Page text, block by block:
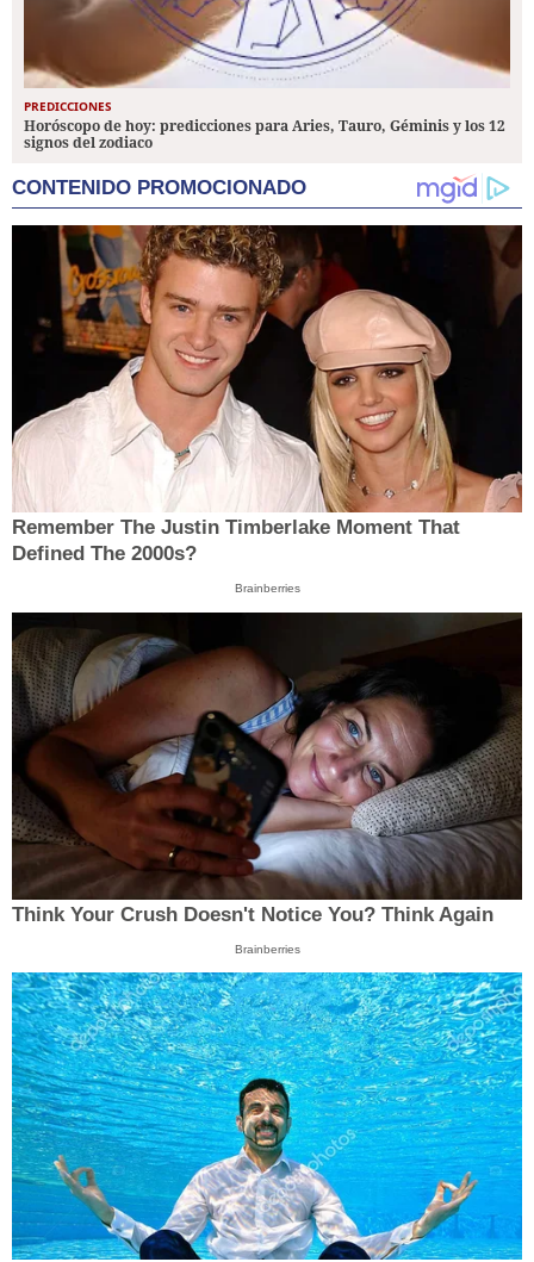
PREDICCIONES
Horóscopo de hoy: predicciones para Aries, Tauro, Géminis y los 12
signos del zodiaco
CONTENIDO PROMOCIONADO
Remember The Justin Timberlake Moment That
Defined The 2000s?
Brainberries
Think Your Crush Doesn't Notice You? Think Again
Brainberries